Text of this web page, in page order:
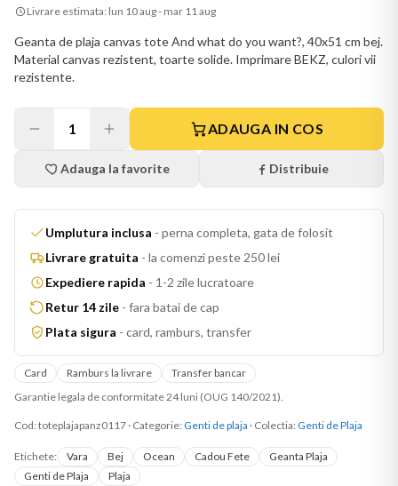
Livrare estimata: lun 10 aug - mar 11 aug
Geanta de plaja canvas tote And what do you want?, 40x51 cm bej.
Material canvas rezistent, toarte solide. Imprimare BEKZ, culori vii
rezistente.
1 ADAUGA IN COS
Adauga la favorite Distribuie
Umplutura inclusa - perna completa, gata de folosit
Livrare gratuita - la comenzi peste 250 lei
Expediere rapida - 1-2 zile lucratoare
Retur 14 zile - fara batai de cap
Plata sigura - card, ramburs, transfer
Card Ramburs la livrare
Transfer bancar
Garantie legala de conformitate 24 luni (OUG 140/2021).
Cod: toteplajapanz0117 · Categorie: Genti de plaja · Colectia: Genti de Plaja
Etichete: Vara Bej Ocean Cadou Fete
Geanta Plaja
Genti de Plaja
Plaja